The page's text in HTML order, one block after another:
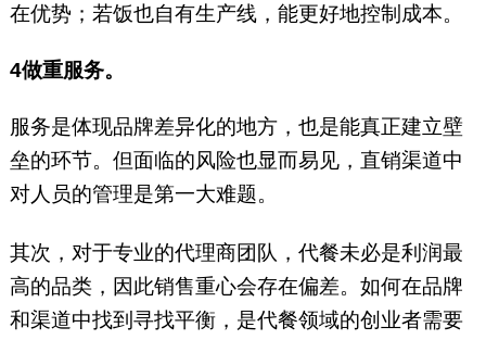
在优势；若饭也自有生产线，能更好地控制成本。
4做重服务。
服务是体现品牌差异化的地方，也是能真正建立壁
垒的环节。但面临的风险也显而易见，直销渠道中
对人员的管理是第一大难题。
其次，对于专业的代理商团队，代餐未必是利润最
高的品类，因此销售重心会存在偏差。如何在品牌
和渠道中找到寻找平衡，是代餐领域的创业者需要